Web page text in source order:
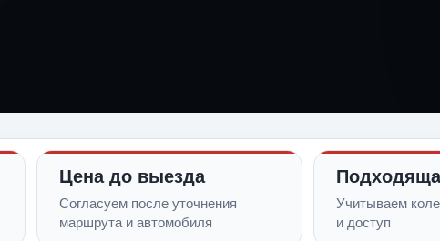
Цена до выезда
Согласуем после уточнения
маршрута и автомобиля
Учитываем
и доступ